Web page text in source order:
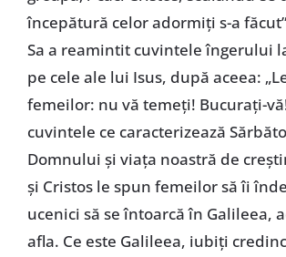
începătură celor adormiți s-a
Sa a reamintit cuvintele îngerului
pe cele ale lui Isus, după aceea:
femeilor: nu vă temeți! Bucurați-
cuvintele ce caracterizează
Domnului și viața noastră de
și Cristos le spun femeilor să îi
ucenici să se întoarcă în Galileea,
afla. Ce este Galileea, iubiți